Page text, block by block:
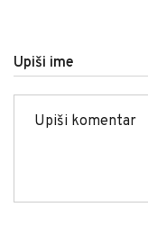
Upiši ime